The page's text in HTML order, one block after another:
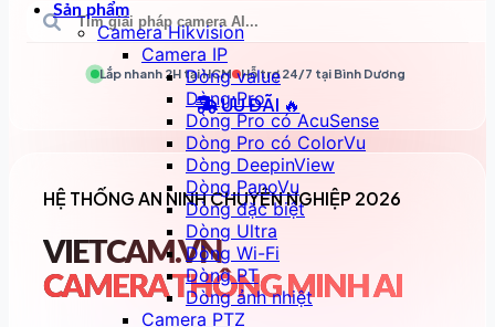
Sản phẩm
Camera Hikvision
Camera IP
Dòng value
Dòng Pro
Dòng Pro có AcuSense
Dòng Pro có ColorVu
Dòng DeepinView
Dòng PanoVu
Dòng đặc biệt
Dòng Ultra
Dòng Wi-Fi
Dòng PT
Dòng ảnh nhiệt
Camera PTZ
Lắp nhanh 2H tạiHCM Hỗ trợ 24/7 tại Bình Dương
ƯU ĐÃI 🔥
HỆ THỐNG AN NINH CHUYÊN NGHIỆP 2026
VIETCAM.VN
CAMERA THÔNG MINH AI